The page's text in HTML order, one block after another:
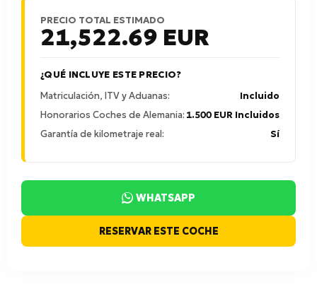
PRECIO TOTAL ESTIMADO
21,522.69 EUR
¿QUÉ INCLUYE ESTE PRECIO?
Matriculación, ITV y Aduanas:
Incluido
Honorarios Coches de Alemania: 1.500 EUR Incluidos
Garantía de kilometraje real:
Sí
WHATSAPP
RESERVAR ESTE COCHE